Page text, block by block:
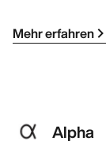
Mehr erfahren
Alpha